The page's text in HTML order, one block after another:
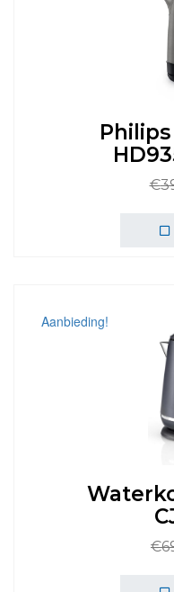
€
Aanbieding!
€